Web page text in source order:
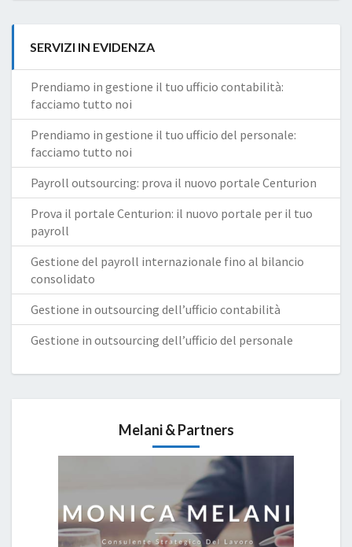
SERVIZI IN EVIDENZA
Prendiamo in gestione il tuo ufficio contabilità:
facciamo tutto noi
Prendiamo in gestione il tuo ufficio del personale:
facciamo tutto noi
Payroll outsourcing: prova il nuovo portale Centurion
Prova il portale Centurion: il nuovo portale per il tuo
payroll
Gestione del payroll internazionale fino al bilancio
consolidato
Gestione in outsourcing dell’ufficio contabilità
Gestione in outsourcing dell’ufficio del personale
Melani & Partners